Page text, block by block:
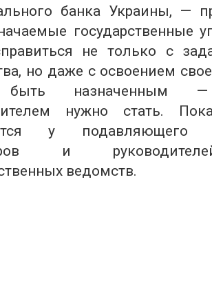
банка Украины, —
государственные
не только с
но даже с освоением
назначенным —
нужно стать.
у подавляющего
и
ведомств.